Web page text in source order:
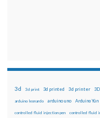
3d 3d print 3d printed 3d printer
arduino leonardo arduino uno Arduino Yún
controlled fluid injection pen controlled fluid